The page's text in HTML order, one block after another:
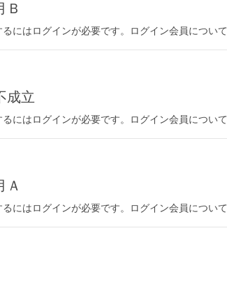
Ｂ
にはログインが必要です。ログイン会員について
成立
にはログインが必要です。ログイン会員について
Ａ
にはログインが必要です。ログイン会員について